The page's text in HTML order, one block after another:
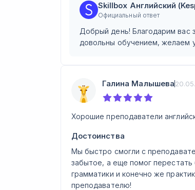
Skillbox Английский
Официальный ответ
Добрый день! Благодарим вас
довольны обучением, желаем
Галина Малышева
Хорошие преподаватели
Достоинства
Мы быстро смогли с
забытое, а еще помог
грамматики и конечно же
преподавателю!